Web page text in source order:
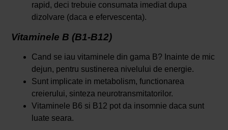
rapid, deci trebuie consumata imediat dupa
dizolvare (daca e efervescenta).
Vitaminele B (B1-B12)
Cand se iau vitaminele din gama B? Inainte de mic
dejun, pentru sustinerea nivelului de energie.
Sunt implicate in metabolism, functionarea
creierului, sinteza neurotransmitatorilor.
Vitaminele B6 si B12 pot da insomnie daca sunt
luate seara.